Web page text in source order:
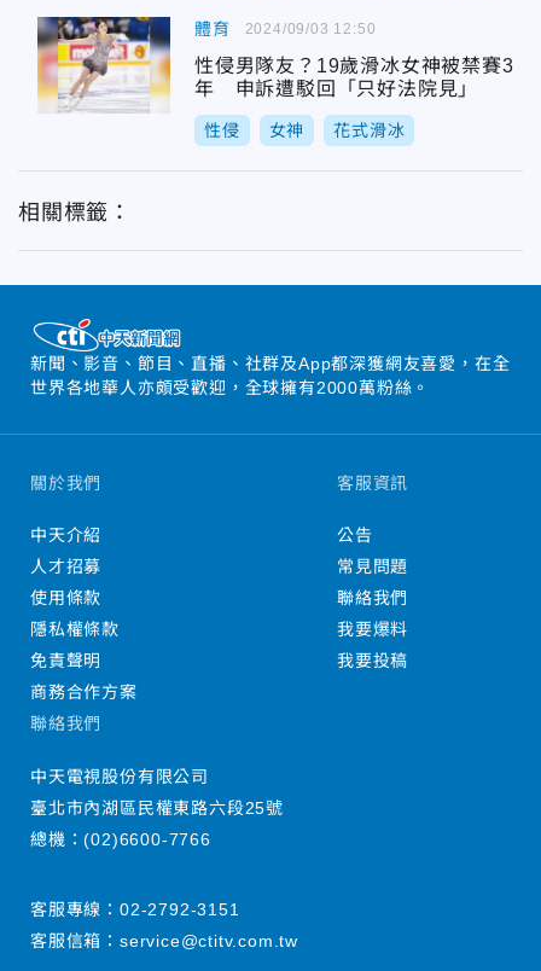
體育
性侵男隊友？19歲滑冰女神被禁賽3
年 申訴遭駁回「只好法院見」
性侵 女神 花式滑冰
2024/09/03 12:50
相關標籤：
新聞、影音、節目、直播、社群及App都深獲網友喜愛，在全
世界各地華人亦頗受歡迎，全球擁有2000萬粉絲。
關於我們
中天介紹
人才招募
使用條款
隱私權條款
免責聲明
商務合作方案
客服資訊
公告
常見問題
聯絡我們
我要爆料
我要投稿
聯絡我們
中天電視股份有限公司
臺北市內湖區民權東路六段25號
總機：(02)6600-7766
客服專線： 02-2792-3151
客服信箱： service@ctitv.com.tw